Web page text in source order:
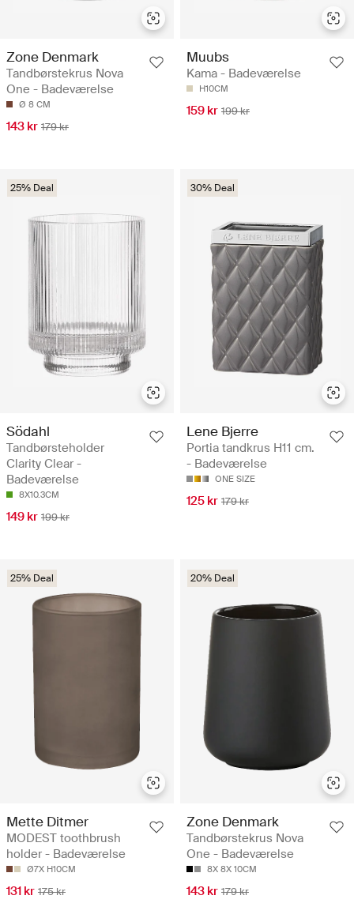
Zone Denmark
Tandbørstekrus Nova
One - Badeværelse
Ø 8 CM
143 kr 179 kr
Muubs
Kama - Badeværelse
H10CM
159 kr 199 kr
25% Deal
Södahl
Tandbørsteholder
Clarity Clear -
Badeværelse
8X10.3CM
149 kr 199 kr
30% Deal
Lene Bjerre
Portia tandkrus H11 cm.
- Badeværelse
ONE SIZE
125 kr 179 kr
25% Deal
Mette Ditmer
MODEST toothbrush
holder - Badeværelse
Ø7X H10CM
131 kr 175 kr
20% Deal
Zone Denmark
Tandbørstekrus Nova
One - Badeværelse
8X 8X 10CM
143 kr 179 kr